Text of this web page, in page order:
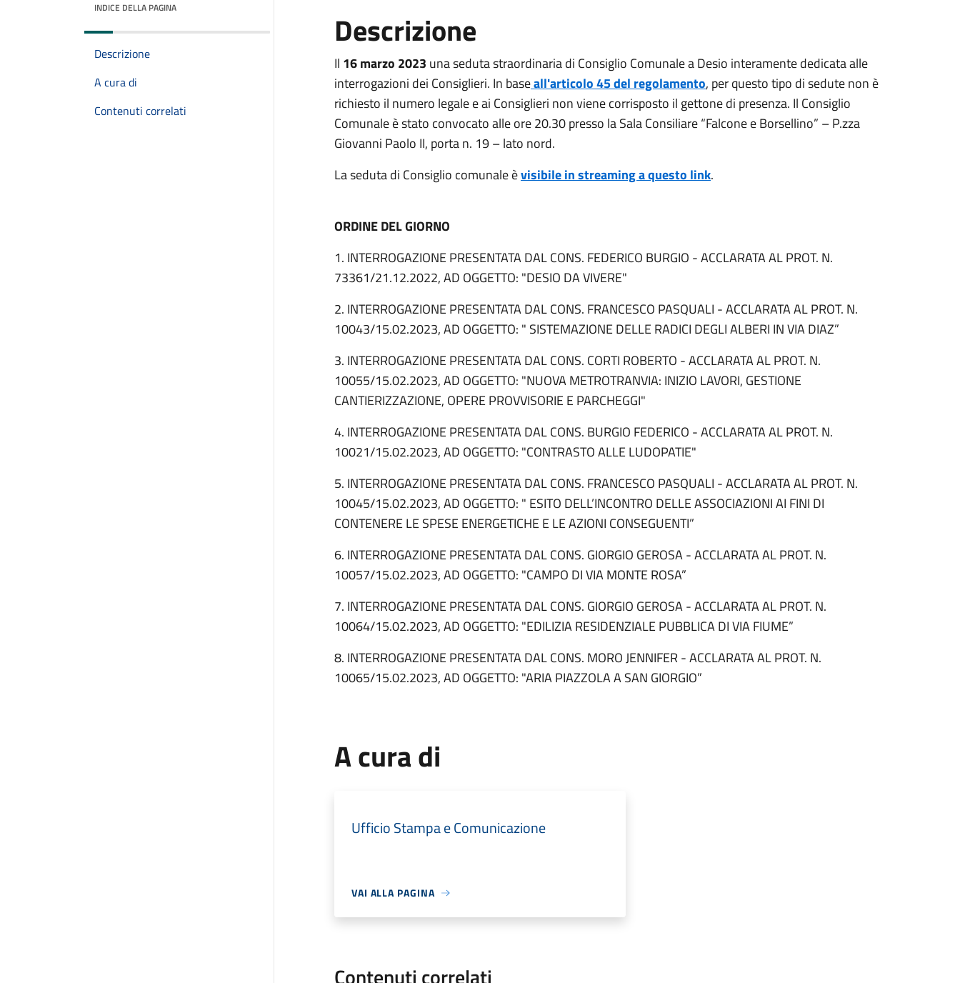
INDICE DELLA PAGINA
Descrizione
A cura di
Contenuti correlati
Descrizione
Il 16 marzo 2023 una seduta straordinaria di Consiglio Comunale a Desio interamente dedicata alle
interrogazioni dei Consiglieri. In baseall'articolo 45 del regolamento, per questo tipo di sedute non è
richiesto il numero legale e ai Consiglieri non viene corrisposto il gettone di presenza. Il Consiglio
Comunale è stato convocato alle ore 20.30 presso la Sala Consiliare “Falcone e Borsellino” – P.zza
Giovanni Paolo II, porta n. 19 – lato nord.
La seduta di Consiglio comunale èvisibile in streaming a questo link.
ORDINE DEL GIORNO
1. INTERROGAZIONE PRESENTATA DAL CONS. FEDERICO BURGIO - ACCLARATA AL PROT. N.
73361/21.12.2022, AD OGGETTO: "DESIO DA VIVERE"
2. INTERROGAZIONE PRESENTATA DAL CONS. FRANCESCO PASQUALI - ACCLARATA AL PROT. N.
10043/15.02.2023, AD OGGETTO: " SISTEMAZIONE DELLE RADICI DEGLI ALBERI IN VIA DIAZ”
3. INTERROGAZIONE PRESENTATA DAL CONS. CORTI ROBERTO - ACCLARATA AL PROT. N.
10055/15.02.2023, AD OGGETTO: "NUOVA METROTRANVIA: INIZIO LAVORI, GESTIONE
CANTIERIZZAZIONE, OPERE PROVVISORIE E PARCHEGGI"
4. INTERROGAZIONE PRESENTATA DAL CONS. BURGIO FEDERICO - ACCLARATA AL PROT. N.
10021/15.02.2023, AD OGGETTO: "CONTRASTO ALLE LUDOPATIE"
5. INTERROGAZIONE PRESENTATA DAL CONS. FRANCESCO PASQUALI - ACCLARATA AL PROT. N.
10045/15.02.2023, AD OGGETTO: " ESITO DELL’INCONTRO DELLE ASSOCIAZIONI AI FINI DI
CONTENERE LE SPESE ENERGETICHE E LE AZIONI CONSEGUENTI”
6. INTERROGAZIONE PRESENTATA DAL CONS. GIORGIO GEROSA - ACCLARATA AL PROT. N.
10057/15.02.2023, AD OGGETTO: "CAMPO DI VIA MONTE ROSA”
7. INTERROGAZIONE PRESENTATA DAL CONS. GIORGIO GEROSA - ACCLARATA AL PROT. N.
10064/15.02.2023, AD OGGETTO: "EDILIZIA RESIDENZIALE PUBBLICA DI VIA FIUME”
8. INTERROGAZIONE PRESENTATA DAL CONS. MORO JENNIFER - ACCLARATA AL PROT. N.
10065/15.02.2023, AD OGGETTO: "ARIA PIAZZOLA A SAN GIORGIO”
A cura di
Ufficio Stampa e Comunicazione
VAI ALLA PAGINA